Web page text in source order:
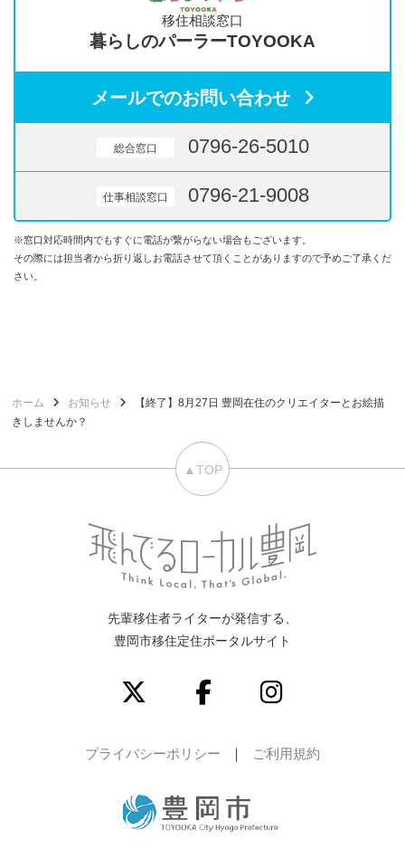
移住相談窓口
暮らしのパーラーTOYOOKA
メールでのお問い合わせ
総合窓口 0796-26-5010
仕事相談窓口 0796-21-9008
※窓口対応時間内でもすぐに電話が繋がらない場合もございます。
その際には担当者から折り返しお電話させて頂くことがありますので予めご了承くだ
さい。
ホーム お知らせ
【終了】8月27日 豊岡在住のクリエイターとお絵描
きしませんか？
先輩移住者ライターが発信する、
豊岡市移住定住ポータルサイト
プライバシーポリシー ご利用規約
▲TOP